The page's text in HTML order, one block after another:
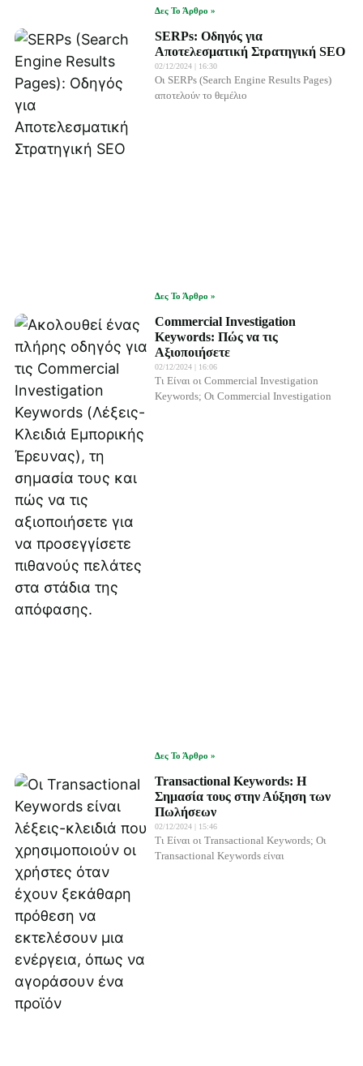
Δες Το Άρθρο »
SERPs: Οδηγός για
Αποτελεσματική Στρατηγική SEO
02/12/2024 16:30
Οι SERPs (Search Engine Results Pages)
αποτελούν το θεμέλιο
Δες Το Άρθρο »
Commercial Investigation
Keywords: Πώς να τις
Αξιοποιήσετε
02/12/2024 16:06
Τι Είναι οι Commercial Investigation
Keywords; Οι Commercial Investigation
Δες Το Άρθρο »
Transactional Keywords: Η
Σημασία τους στην Αύξηση των
Πωλήσεων
02/12/2024 15:46
Τι Είναι οι Transactional Keywords; Οι
Transactional Keywords είναι